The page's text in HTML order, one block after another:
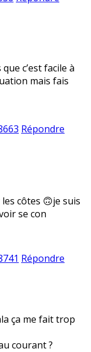
c’est facile à
mais fais
Répondre
côtes 🙃je suis
se con
Répondre
ça me fait trop
courant ?